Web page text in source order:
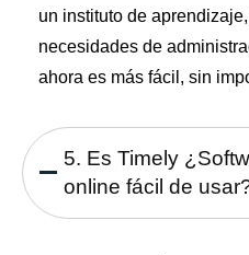
un instituto de
necesidades de
ahora es más fácil, sin
5. Es Timely
online fácil de